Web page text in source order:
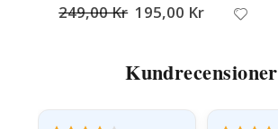
249,00 Kr 195,00 Kr
Kundrecensioner